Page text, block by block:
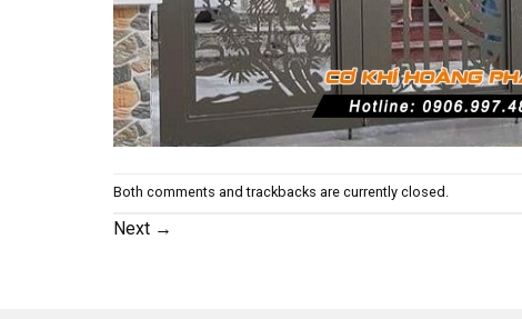
Both comments and trackbacks are currently closed.
Next →